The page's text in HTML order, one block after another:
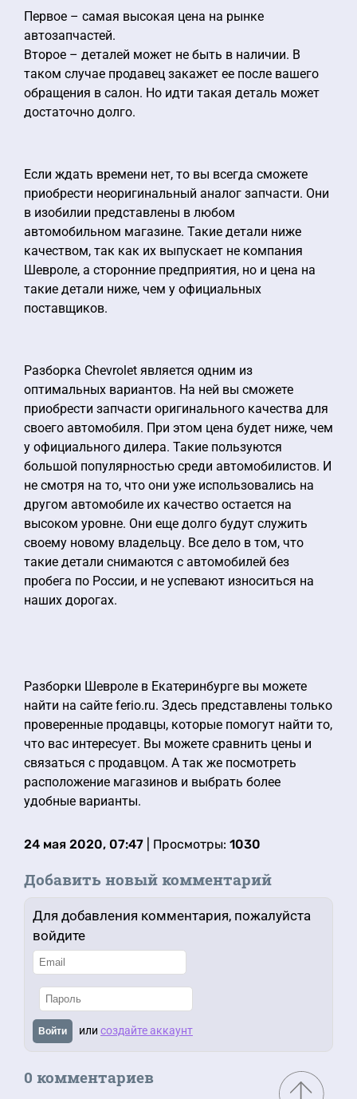
Первое – самая высокая цена на рынке
автозапчастей.
Второе – деталей может не быть в наличии. В
таком случае продавец закажет ее после вашего
обращения в салон. Но идти такая деталь может
достаточно долго.
Если ждать времени нет, то вы всегда сможете
приобрести неоригинальный аналог запчасти. Они
в изобилии представлены в любом
автомобильном магазине. Такие детали ниже
качеством, так как их выпускает не компания
Шевроле, а сторонние предприятия, но и цена на
такие детали ниже, чем у официальных
поставщиков.
Разборка Chevrolet является одним из
оптимальных вариантов. На ней вы сможете
приобрести запчасти оригинального качества для
своего автомобиля. При этом цена будет ниже, чем
у официального дилера. Такие пользуются
большой популярностью среди автомобилистов. И
не смотря на то, что они уже использовались на
другом автомобиле их качество остается на
высоком уровне. Они еще долго будут служить
своему новому владельцу. Все дело в том, что
такие детали снимаются с автомобилей без
пробега по России, и не успевают износиться на
наших дорогах.
Разборки Шевроле в Екатеринбурге вы можете
найти на сайте ferio.ru. Здесь представлены только
проверенные продавцы, которые помогут найти то,
что вас интересует. Вы можете сравнить цены и
связаться с продавцом. А так же посмотреть
расположение магазинов и выбрать более
удобные варианты.
24 мая 2020, 07:47 | Просмотры: 1030
Добавить новый комментарий
Для добавления комментария, пожалуйста
войдите
Войти или создайте аккаунт
0 комментариев